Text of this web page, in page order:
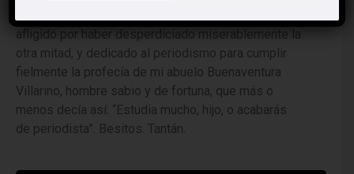
afligido por haber desperdiciado miserablemente la
otra mitad, y dedicado al periodismo para cumplir
fielmente la profecía de mi abuelo Buenaventura
Villarino, hombre sabio y de fortuna, que más o
menos decía así: “Estudia mucho, hijo, o acabarás
de periodista”. Besitos. Tantán.